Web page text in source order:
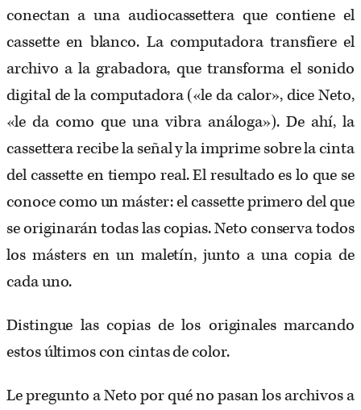
conectan a una audiocassettera que contiene el
cassette en blanco. La computadora transfiere el
archivo a la grabadora, que transforma el sonido
digital de la computadora («le da calor», dice Neto,
«le da como que una vibra análoga»). De ahí, la
cassettera recibe la señal y la imprime sobre la cinta
del cassette en tiempo real. El resultado es lo que se
conoce como un máster: el cassette primero del que
se originarán todas las copias. Neto conserva todos
los másters en un maletín, junto a una copia de
cada uno.
Distingue las copias de los originales marcando
estos últimos con cintas de color.
Le pregunto a Neto por qué no pasan los archivos a